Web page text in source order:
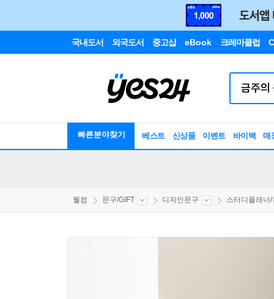
국내도서 외국도서 중고샵 eBook 크레마클럽
빠른분야찾기 베스트 신상품 이벤트 바이백 매
웰컴 문구/GIFT 디자인문구 스터디플래너/